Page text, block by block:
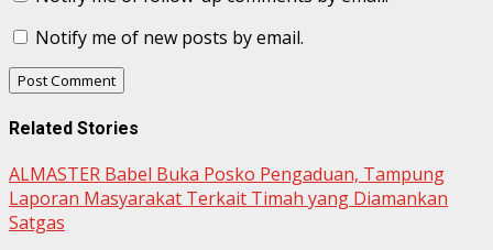
Notify me of new posts by email.
Related Stories
ALMASTER Babel Buka Posko Pengaduan, Tampung
Laporan Masyarakat Terkait Timah yang Diamankan
Satgas